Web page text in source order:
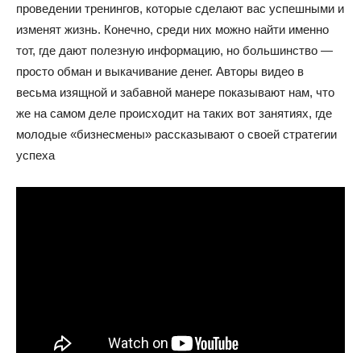
проведении тренингов, которые сделают вас успешными и
изменят жизнь. Конечно, среди них можно найти именно
тот, где дают полезную информацию, но большинство —
просто обман и выкачивание денег. Авторы видео в
весьма изящной и забавной манере показывают нам, что
же на самом деле происходит на таких вот занятиях, где
молодые «бизнесмены» рассказывают о своей стратегии
успеха